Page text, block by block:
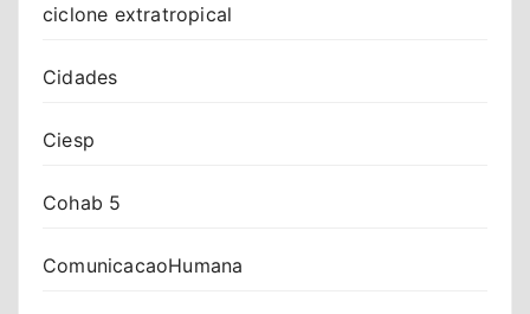
ciclone extratropical
Cidades
Ciesp
Cohab 5
ComunicacaoHumana